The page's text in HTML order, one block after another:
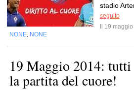
stadio
seguito
Il 19
NONE NONE
19 Maggio 2014:
la partita del cuore!